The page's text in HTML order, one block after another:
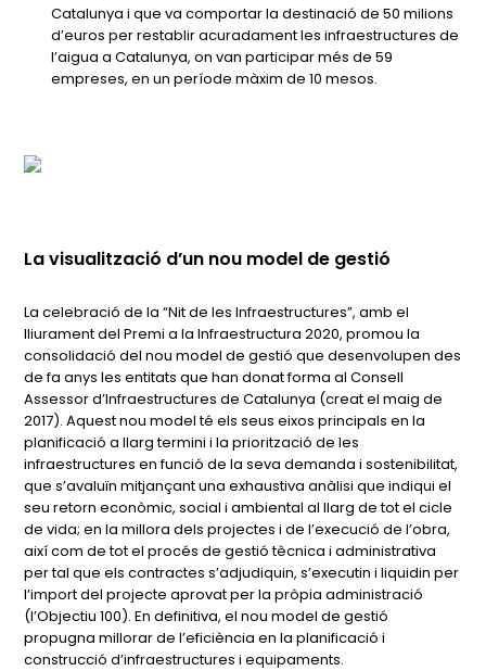
Catalunya i que va comportar la destinació de 50 milions
d’euros per restablir acuradament les infraestructures de
l’aigua a Catalunya, on van participar més de 59
empreses, en un període màxim de 10 mesos.
La visualització d’un nou model de gestió
La celebració de la “Nit de les Infraestructures”, amb el
lliurament del Premi a la Infraestructura 2020, promou la
consolidació del nou model de gestió que desenvolupen des
de fa anys les entitats que han donat forma al Consell
Assessor d’Infraestructures de Catalunya (creat el maig de
2017). Aquest nou model té els seus eixos principals en la
planificació a llarg termini i la priorització de les
infraestructures en funció de la seva demanda i sostenibilitat,
que s’avaluïn mitjançant una exhaustiva anàlisi que indiqui el
seu retorn econòmic, social i ambiental al llarg de tot el cicle
de vida; en la millora dels projectes i de l’execució de l’obra,
així com de tot el procés de gestió tècnica i administrativa
per tal que els contractes s’adjudiquin, s’executin i liquidin per
l’import del projecte aprovat per la pròpia administració
(l’Objectiu 100). En definitiva, el nou model de gestió
propugna millorar de l’eficiència en la planificació i
construcció d’infraestructures i equipaments.